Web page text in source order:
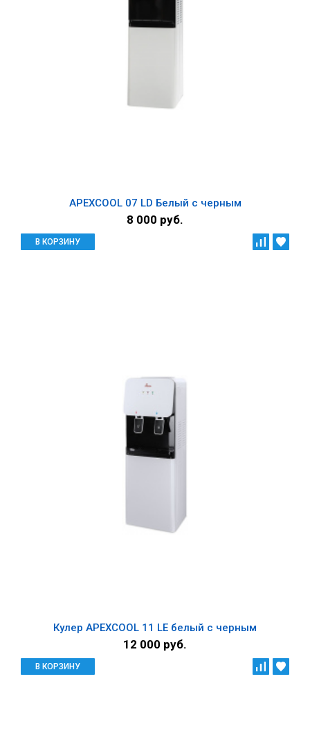
APEXCOOL 07 LD Белый с черным
8 000 руб.
В КОРЗИНУ
Кулер APEXCOOL 11 LЕ белый с черным
12 000 руб.
В КОРЗИНУ